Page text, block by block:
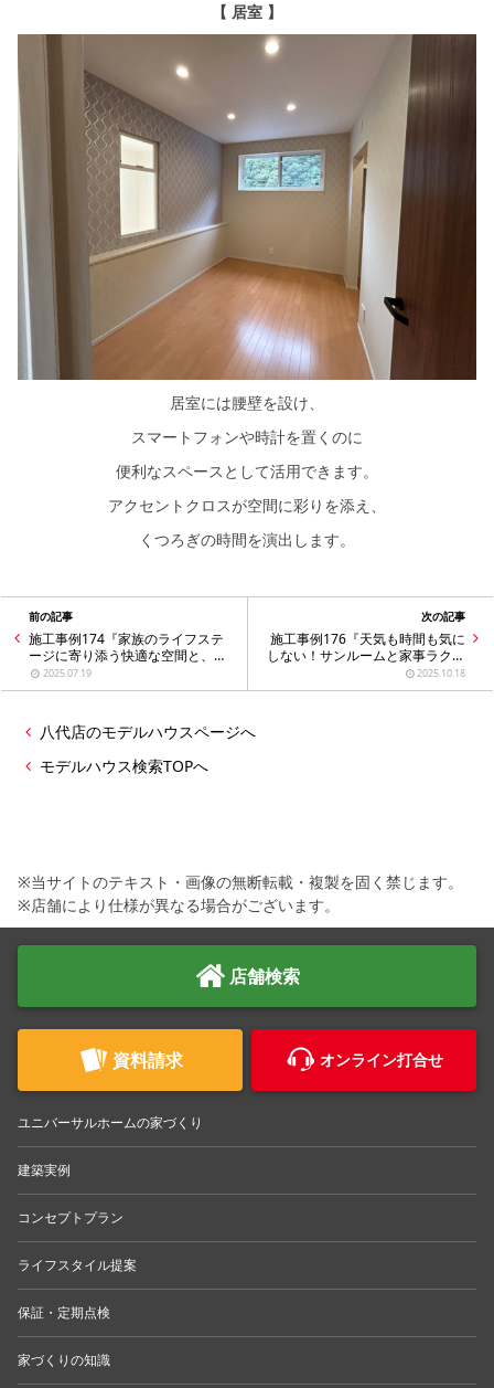
【 居室 】
居室には腰壁を設け、
スマートフォンや時計を置くのに
便利なスペースとして活用できます。
アクセントクロスが空間に彩りを添え、
くつろぎの時間を演出します。
前の記事
施工事例174『家族のライフステ
ージに寄り添う快適な空間と、視
線を惹きつけるモダンでスタイリ
ッシュな平屋』
2025.07.19
次の記事
施工事例176『天気も時間も気に
しない！サンルームと家事ラク動
線でゆとりを生む共働き家族にう
れしい住まい』
2025.10.18
八代店のモデルハウスページへ
モデルハウス検索TOPへ
※当サイトのテキスト・画像の無断転載・複製を固く禁じます。
※店舗により仕様が異なる場合がございます。
店舗検索
資料請求 オンライン打合せ
ユニバーサルホームの家づくり
建築実例
コンセプトプラン
ライフスタイル提案
保証・定期点検
家づくりの知識